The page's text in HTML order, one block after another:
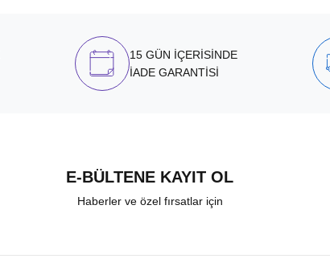
15 GÜN İÇERİSİNDE
İADE GARANTİSİ
E-BÜLTENE KAYIT OL
Haberler ve özel fırsatlar için